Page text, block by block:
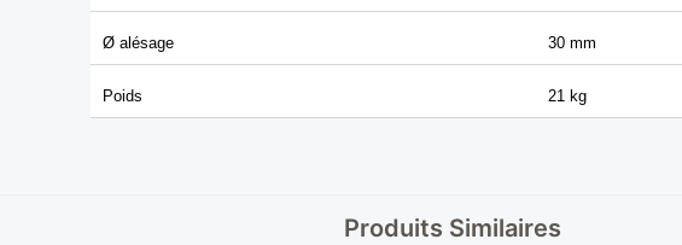
Ø alésage 30 mm
Poids 21 kg
Produits Similaires